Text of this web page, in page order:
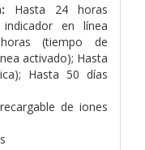
Hasta 24 horas
en línea
(tiempo de
activado); Hasta
Hasta 50 días
de iones